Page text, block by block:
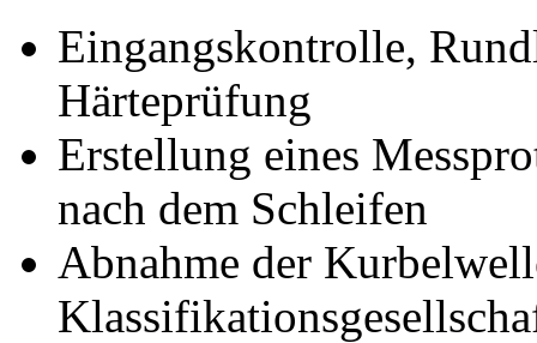
Eingangskontrolle,
Härteprüfung
Erstellung eines
nach dem Schleifen
Abnahme der